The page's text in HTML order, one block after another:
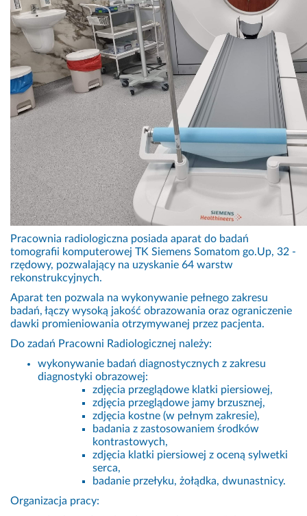
Pracownia radiologiczna posiada aparat do badań
tomografii komputerowej TK Siemens Somatom go.Up, 32 -
rzędowy, pozwalający na uzyskanie 64 warstw
rekonstrukcyjnych.
Aparat ten pozwala na wykonywanie pełnego zakresu
badań, łączy wysoką jakość obrazowania oraz ograniczenie
dawki promieniowania otrzymywanej przez pacjenta.
Do zadań Pracowni Radiologicznej należy:
wykonywanie badań diagnostycznych z zakresu
diagnostyki obrazowej:
zdjęcia przeglądowe klatki piersiowej,
zdjęcia przeglądowe jamy brzusznej,
zdjęcia kostne (w pełnym zakresie),
badania z zastosowaniem środków
kontrastowych,
zdjęcia klatki piersiowej z oceną sylwetki
serca,
badanie przełyku, żołądka, dwunastnicy.
Organizacja pracy: